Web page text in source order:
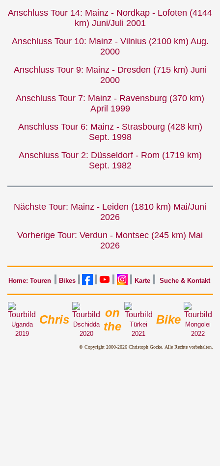
Anschluss Tour 14: Mainz - Nordkap - Lofoten (4144
km) Juni/Juli 2001
Anschluss Tour 10: Mainz - Vilnius (2100 km) Aug.
2000
Anschluss Tour 9: Mainz - Dresden (715 km) Juni
2000
Anschluss Tour 7: Mainz - Ravensburg (370 km)
April 1999
Anschluss Tour 6: Mainz - Strasbourg (428 km)
Sept. 1998
Anschluss Tour 2: Düsseldorf - Rom (1719 km)
Sept. 1982
Nächste Tour: Mainz - Leiden (1810 km) Mai/Juni
2026
Vorherige Tour: Verdun - Montsec (245 km) Mai
2026
Home: Touren Bikes Karte Suche & Kontakt
Uganda
2019
Chris
Dschidda
2020
on
the
Türkei
2021
Bike
Mongolei
2022
© Copyright 2000-2026 Christoph Gocke. Alle Rechte vorbehalten.